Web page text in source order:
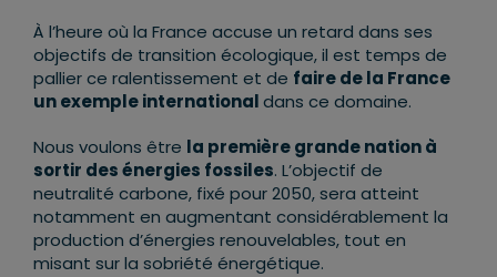
À l’heure où la France accuse un retard dans ses
objectifs de transition écologique, il est temps de
pallier ce ralentissement et de faire de la France
un exemple internationaldans ce domaine.
Nous voulons être la première grande nation à
sortir des énergies fossiles. L’objectif de
neutralité carbone, fixé pour 2050, sera atteint
notamment en augmentant considérablement la
production d’énergies renouvelables, tout en
misant sur la sobriété énergétique.